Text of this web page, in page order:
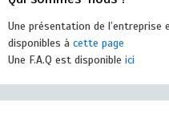
Une présentation de
disponibles à cette page
Une F.A.Q est disponible ici